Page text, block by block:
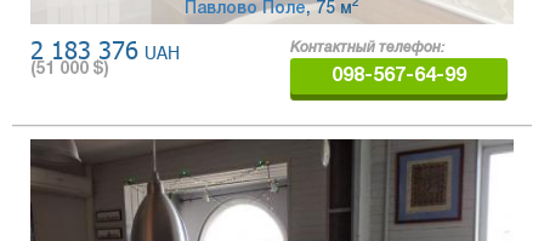
Павлово Поле, 75 м2
2 183 376 UAH
(51 000 $)
Контактный телефон:
098-567-64-99